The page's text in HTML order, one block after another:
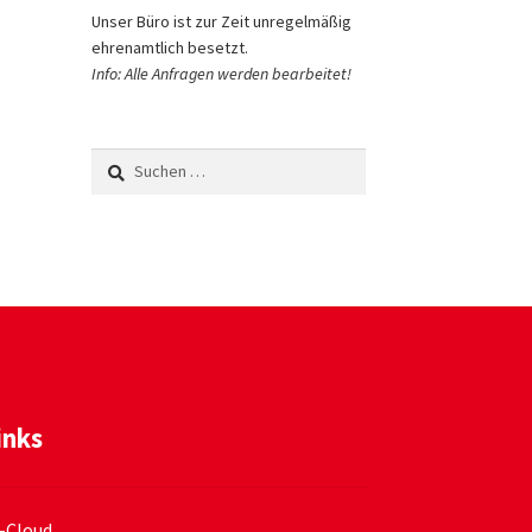
Unser Büro ist zur Zeit unregelmäßig
ehrenamtlich besetzt.
Info: Alle Anfragen werden bearbeitet!
Suchen
nach: